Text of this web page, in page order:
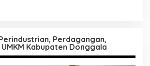
Perdagangan,
Kabupaten Donggala